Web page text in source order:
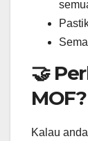
🤝
MOF?
Kalau